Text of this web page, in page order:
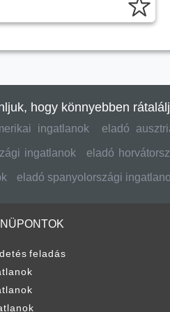
hogy könnyebben
ingatlanok eladó
ingatlanok eladó
eladó spanyolországi
feladás